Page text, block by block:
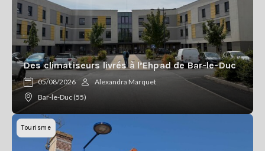
SERVICES
LA
GAZETTE
Se
connecter
S'abonner
Des climatiseurs livrés à l’Ehpad de Bar-le-Duc
05/08/2026
Alexandra Marquet
Bar-le-Duc (55)
Tourisme